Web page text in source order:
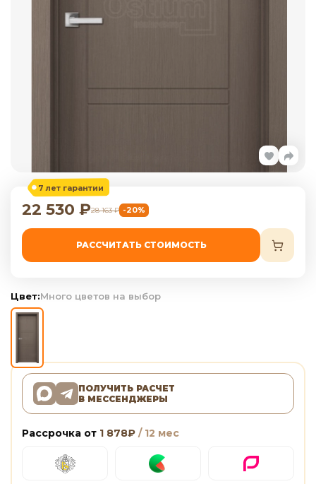
7 лет гарантии
22 530 ₽28 163₽ -20%
РАССЧИТАТЬ СТОИМОСТЬ
Цвет:Много цветов на выбор
ПОЛУЧИТЬ РАСЧЕТ
В МЕССЕНДЖЕРЫ
Рассрочка от 1 878₽ / 12 мес